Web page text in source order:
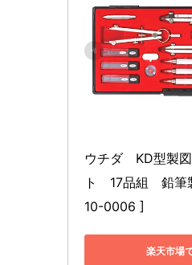
ウチダ　KD型製
ト　17品組　鉛
10-0006 ]
楽天市場